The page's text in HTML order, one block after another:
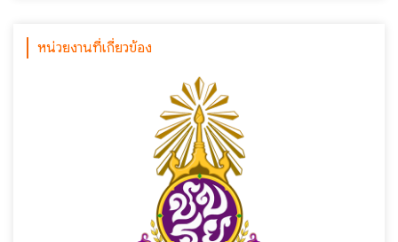
หน่วยงานที่เกี่ยวข้อง